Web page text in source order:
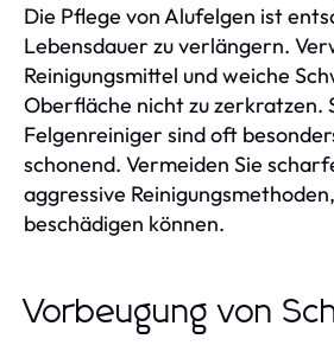
Die Pflege von Alufelgen ist
Lebensdauer zu verlängern.
Reinigungsmittel und weiche
Oberfläche nicht zu zerkratzen.
Felgenreiniger sind oft
schonend. Vermeiden Sie
aggressive
beschädigen können.
Vorbeugung von